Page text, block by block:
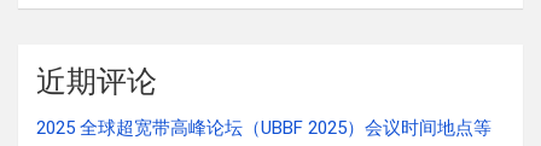
近期评论
2025 全球超宽带高峰论坛（UBBF 2025）会议时间地点等